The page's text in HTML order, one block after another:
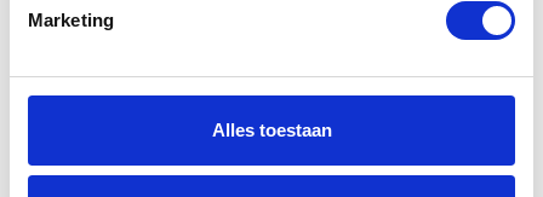
Marketing
Alles toestaan
Gerbing 1Ah
Mobile